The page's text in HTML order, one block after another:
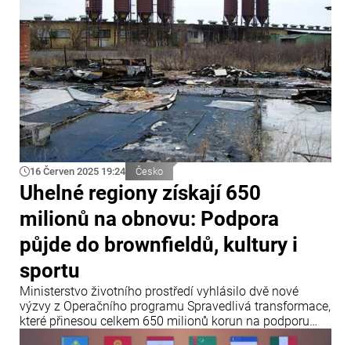
16 Červen 2025 19:24 Česko
Uhelné regiony získají 650
milionů na obnovu: Podpora
půjde do brownfieldů, kultury i
sportu
Ministerstvo životního prostředí vyhlásilo dvě nové
výzvy z Operačního programu Spravedlivá transformace,
které přinesou celkem 650 milionů korun na podporu
projektů v Ústeckém a Moravskoslezském kraji.